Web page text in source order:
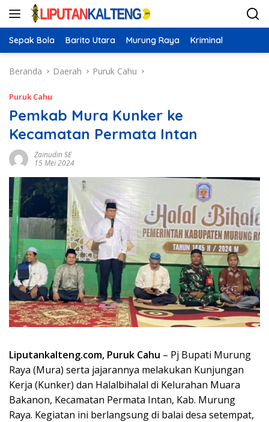
Langsung
Sepak Bola Barito Utara Murung Raya Kriminal
Beranda Daerah Puruk Cahu
Puruk Cahu
Pemkab Mura Kunker ke
Kecamatan Permata Intan
Zainudin SE
15 Mei 2024
Liputankalteng.com, Puruk Cahu – Pj Bupati Murung
Raya (Mura) serta jajarannya melakukan Kunjungan
Kerja (Kunker) dan Halalbihalal di Kelurahan Muara
Bakanon, Kecamatan Permata Intan, Kab. Murung
Raya. Kegiatan ini berlangsung di balai desa setempat,